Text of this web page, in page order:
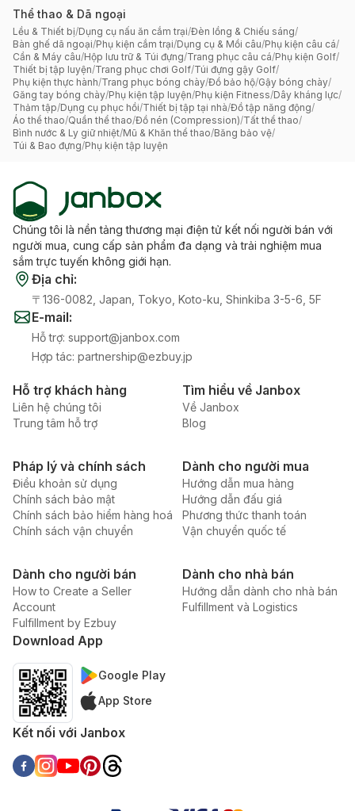
Thể thao & Dã ngoại
Lều & Thiết bị/Dụng cụ nấu ăn cắm trại/Đèn lồng & Chiếu sáng/
Bàn ghế dã ngoại/Phụ kiện cắm trại/Dụng cụ & Mồi câu/Phụ kiện câu cá/
Cần & Máy câu/Hộp lưu trữ & Túi đựng/Trang phục câu cá/Phụ kiện Golf/
Thiết bị tập luyện/Trang phục chơi Golf/Túi đựng gậy Golf/
Phụ kiện thực hành/Trang phục bóng chày/Đồ bảo hộ/Gậy bóng chày/
Găng tay bóng chày/Phụ kiện tập luyện/Phụ kiện Fitness/Dây kháng lực/
Thảm tập/Dụng cụ phục hồi/Thiết bị tập tại nhà/Đồ tập năng động/
Áo thể thao/Quần thể thao/Đồ nén (Compression)/Tất thể thao/
Bình nước & Ly giữ nhiệt/Mũ & Khăn thể thao/Băng bảo vệ/
Túi & Bao đựng/Phụ kiện tập luyện
Chúng tôi là nền tảng thương mại điện tử kết nối người bán với
người mua, cung cấp sản phẩm đa dạng và trải nghiệm mua
sắm trực tuyến không giới hạn.
Địa chỉ:
〒136-0082, Japan, Tokyo, Koto-ku, Shinkiba 3-5-6, 5F
E-mail:
Hỗ trợ: support@janbox.com
Hợp tác: partnership@ezbuy.jp
Hỗ trợ khách hàng
Liên hệ chúng tôi
Trung tâm hỗ trợ
Tìm hiểu về Janbox
Về Janbox
Blog
Pháp lý và chính sách
Điều khoản sử dụng
Chính sách bảo mật
Chính sách bảo hiểm hàng hoá
Chính sách vận chuyển
Dành cho người mua
Hướng dẫn mua hàng
Hướng dẫn đấu giá
Phương thức thanh toán
Vận chuyển quốc tế
Dành cho người bán
How to Create a Seller
Account
Fulfillment by Ezbuy
Dành cho nhà bán
Hướng dẫn dành cho nhà bán
Fulfillment và Logistics
Download App
Google Play
App Store
Kết nối với Janbox